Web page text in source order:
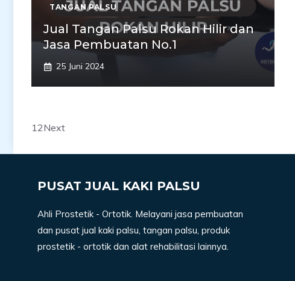
TANGAN PALSU
Jual Tangan Palsu Rokan Hilir dan
Jasa Pembuatan No.1
25 Juni 2024
12Next
PUSAT JUAL KAKI PALSU
Ahli Prostetik - Ortotik. Melayani jasa pembuatan
dan pusat jual kaki palsu, tangan palsu, produk
prostetik - ortotik dan alat rehabilitasi lainnya.